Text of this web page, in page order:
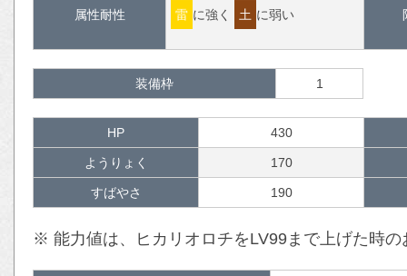
属性耐性 雷 に強く 土 に弱い
装備枠 1
HP 430
ようりょく 170
すばやさ 190
※ 能力値は、ヒカリオロチをLV99まで上げた時